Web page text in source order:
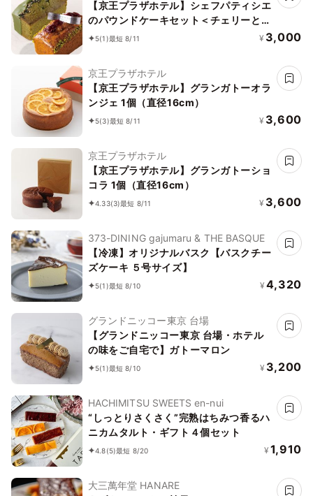
【京王プラザホテル】シェフパティシエ
のパウンドケーキセット＜チェリーとポ
ピーシード＆抹茶＞
5(1)最短 8/11 ¥ 3,000
京王プラザホテル
【京王プラザホテル】グランガトーオラ
ンジェ 1個（直径16cm）
5(3)最短 8/11 ¥ 3,600
京王プラザホテル
【京王プラザホテル】グランガトーショ
コラ 1個（直径16cm）
4.33(3)最短 8/11 ¥ 3,600
373-DINING gajumaru & THE BASQUE
【冷凍】オリジナルバスク【バスクチー
ズケーキ ５号サイズ】
5(1)最短 8/10 ¥ 4,320
グランドニッコー東京 台場
【グランドニッコー東京 台場・ホテル
の味をご自宅で】ガトーマロン
5(1)最短 8/10 ¥ 3,200
HACHIMITSU SWEETS en-nui
“しっとりさくさく”完熟はちみつ香るハ
ニカムタルト・ギフト４個セット
4.8(5)最短 8/20 ¥ 1,910
大三萬年堂 HANARE